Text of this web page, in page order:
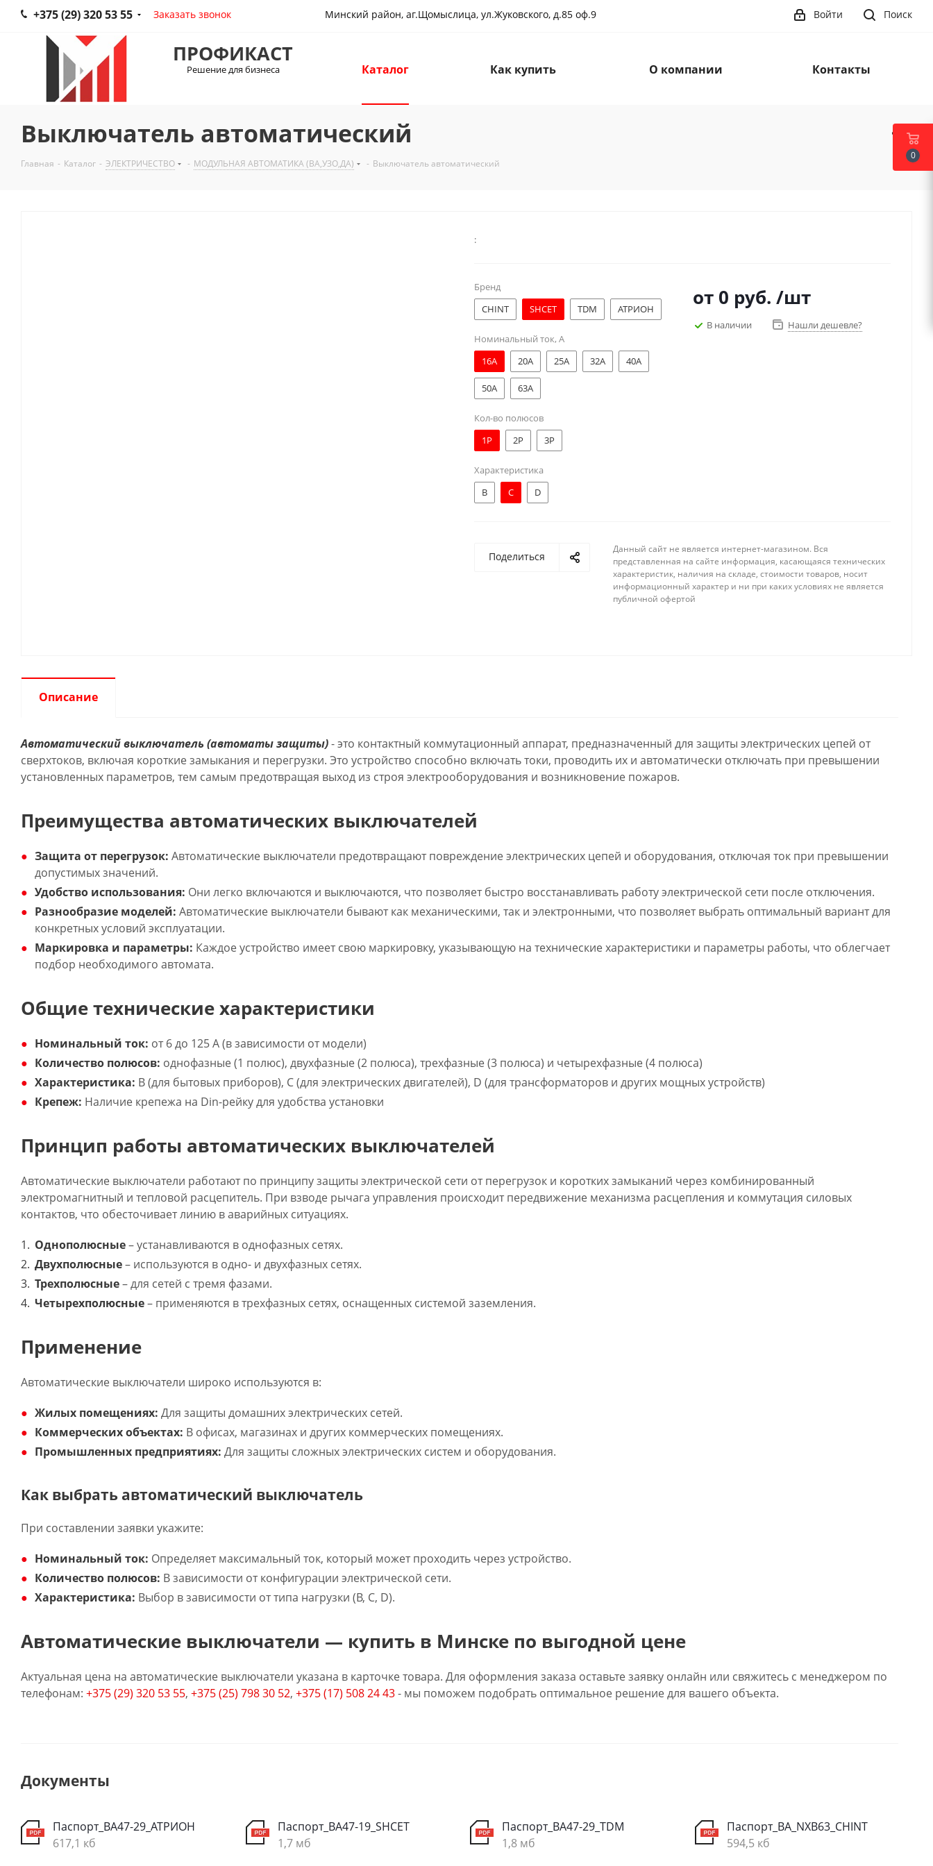
+375 (29) 320 53 55 Заказать звонок Минский район, аг.Щомыслица, ул.Жуковского, д.85 оф.9 Поиск
Войти
ПРОФИКАСТ
Решение для бизнеса Каталог Как купить О компании Контакты
Выключатель автоматический
Главная - Каталог - ЭЛЕКТРИЧЕСТВО - МОДУЛЬНАЯ АВТОМАТИКА (ВА,УЗО,ДА) - Выключатель автоматический
:
Бренд
CHINT
SHCET TDM АТРИОН
Номинальный ток, А
16A
20A 25A 32A 40A
50A 63A
Кол-во полюсов
1Р
2Р 3Р
Характеристика
B
C D
от 0 руб. /шт
В наличии Нашли дешевле?
Поделиться
Данный сайт не является интернет-магазином. Вся
представленная на сайте информация, касающаяся технических
характеристик, наличия на складе, стоимости товаров, носит
информационный характер и ни при каких условиях не является
публичной офертой
Описание
Автоматический выключатель (автоматы защиты)- это контактный коммутационный аппарат, предназначенный для защиты электрических цепей от
сверхтоков, включая короткие замыкания и перегрузки. Это устройство способно включать токи, проводить их и автоматически отключать при превышении
установленных параметров, тем самым предотвращая выход из строя электрооборудования и возникновение пожаров.
Преимущества автоматических выключателей
Защита от перегрузок: Автоматические выключатели предотвращают повреждение электрических цепей и оборудования, отключая ток при превышении
допустимых значений.
Удобство использования: Они легко включаются и выключаются, что позволяет быстро восстанавливать работу электрической сети после отключения.
Разнообразие моделей: Автоматические выключатели бывают как механическими, так и электронными, что позволяет выбрать оптимальный вариант для
конкретных условий эксплуатации.
Маркировка и параметры: Каждое устройство имеет свою маркировку, указывающую на технические характеристики и параметры работы, что облегчает
подбор необходимого автомата.
Общие технические характеристики
Номинальный ток: от 6 до 125 А (в зависимости от модели)
Количество полюсов: однофазные (1 полюс), двухфазные (2 полюса), трехфазные (3 полюса) и четырехфазные (4 полюса)
Характеристика: B (для бытовых приборов), C (для электрических двигателей), D (для трансформаторов и других мощных устройств)
Крепеж: Наличие крепежа на Din-рейку для удобства установки
Принцип работы автоматических выключателей
Автоматические выключатели работают по принципу защиты электрической сети от перегрузок и коротких замыканий через комбинированный
электромагнитный и тепловой расцепитель. При взводе рычага управления происходит передвижение механизма расцепления и коммутация силовых
контактов, что обесточивает линию в аварийных ситуациях.
Однополюсные– устанавливаются в однофазных сетях.
Двухполюсные– используются в одно- и двухфазных сетях.
Трехполюсные– для сетей с тремя фазами.
Четырехполюсные– применяются в трехфазных сетях, оснащенных системой заземления.
Применение
Автоматические выключатели широко используются в:
Жилых помещениях: Для защиты домашних электрических сетей.
Коммерческих объектах: В офисах, магазинах и других коммерческих помещениях.
Промышленных предприятиях: Для защиты сложных электрических систем и оборудования.
Как выбрать автоматический выключатель
При составлении заявки укажите:
Номинальный ток: Определяет максимальный ток, который может проходить через устройство.
Количество полюсов: В зависимости от конфигурации электрической сети.
Характеристика: Выбор в зависимости от типа нагрузки (B, C, D).
Автоматические выключатели — купить в Минске по выгодной цене
Актуальная цена на автоматические выключатели указана в карточке товара. Для оформления заказа оставьте заявку онлайн или свяжитесь с менеджером по
телефонам: +375 (29) 320 53 55, +375 (25) 798 30 52, +375 (17) 508 24 43- мы поможем подобрать оптимальное решение для вашего объекта.
Документы
Паспорт_ВА47-29_АТРИОН
617,1 кб
Паспорт_ВА47-19_SHCET
1,7 мб
Паспорт_ВА47-29_TDM
1,8 мб
Паспорт_ВА_NXB63_CHINT
594,5 кб
0